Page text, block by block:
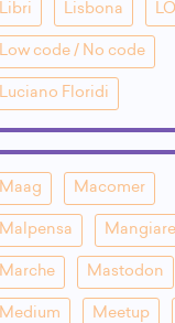
Libri Lisbona
Low code / No code
Luciano Floridi
Maag Macomer
Malpensa Mangiare
Marche Mastodon
Medium Meetup